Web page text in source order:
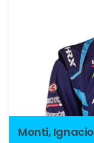
Monti, Ignacio